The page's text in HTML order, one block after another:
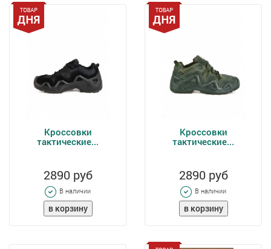
Кроссовки
тактические...
2890 руб
В наличии
Кроссовки
тактические...
2890 руб
В наличии